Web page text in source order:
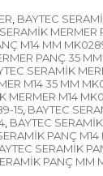
, BAYTEC
M14 MM
PANÇ 35
SERAMİK
M14 35 MM
MERMER M14
15, BAYTEC
, BAYTEC
PANÇ M14
SERAMİK
PANÇ MM